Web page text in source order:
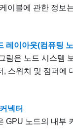
이블에 관한 정보
레이아웃(컴퓨팅
림은 노드 시스템
, 스위치 및 점퍼에
넥터
GPU 노드의 내부